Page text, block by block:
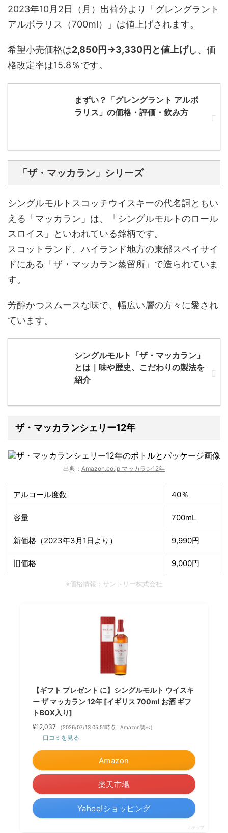
2023年10月2日（月）出荷分より「グレングラント
アルボラリス（700ml）」は値上げされます。
希望小売価格は2,850円→3,330円と値上げし、価
格改定率は15.8％です。
まずい？「グレングラント アルボ
ラリス」の価格・評価・飲み方
「ザ・マッカラン」シリーズ
シングルモルトスコッチウイスキーの代名詞ともい
える「マッカラン」は、「シングルモルトのロール
スロイス」といわれている銘柄です。
スコットランド、ハイランド地方の東部スペイサイ
ドにある「ザ・マッカラン蒸留所」で造られていま
す。
芳醇かつスムースな味で、幅広い層の方々に愛され
ています。
シングルモルト「ザ・マッカラン」
とは｜味や歴史、こだわりの製法を
紹介
ザ・マッカランシェリー12年
出典： Amazon.co.jp マッカラン12年
アルコール度数 40％
容量 700mL
新価格（2023年3月1日より） 9,990円
旧価格 9,000円
※価格情報：サントリー株式会社
【ギフト プレゼント に】シングルモルト ウイスキ
ー ザ マッカラン 12年 [イギリス 700ml お酒 ギフ
トBOX入り]
¥12,037 （2026/07/13 05:51時点 | Amazon調べ）
口コミを見る
Amazon
楽天市場
Yahoo!ショッピング
ポチップ